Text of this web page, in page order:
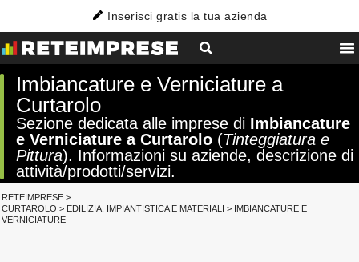
Inserisci gratis la tua azienda
Imbiancature e Verniciature a
Curtarolo
Sezione dedicata alle imprese di Imbiancature
e Verniciature a Curtarolo (Tinteggiatura e
Pittura). Informazioni su aziende, descrizione di
attività/prodotti/servizi.
RETEIMPRESE >
CURTAROLO > EDILIZIA, IMPIANTISTICA E MATERIALI > IMBIANCATURE E
VERNICIATURE